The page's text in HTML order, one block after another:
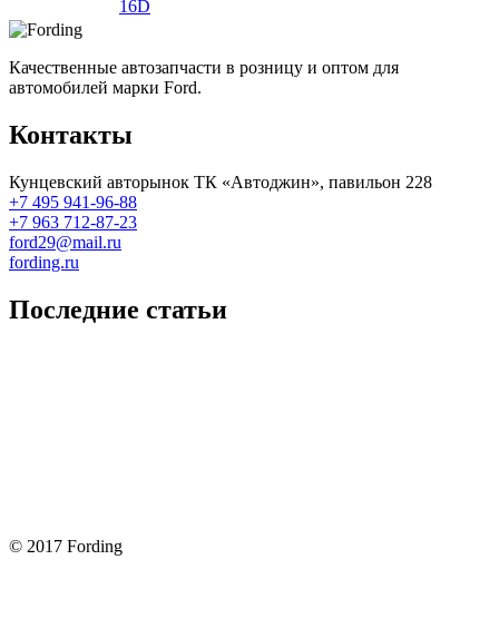
16D
Качественные автозапчасти в розницу и оптом для
автомобилей марки Ford.
Контакты
Кунцевский авторынок ТК «Автоджин», павильон 228
+7 495 941-96-88
+7 963 712-87-23
ford29@mail.ru
fording.ru
Последние статьи
© 2017 Fording